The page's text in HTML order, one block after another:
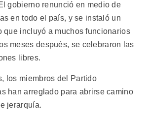
gobierno renunció en medio de
en todo el país, y se instaló un
que incluyó a muchos funcionarios
meses después, se celebraron las
libres.
los miembros del Partido
han arreglado para abrirse camino
jerarquía.